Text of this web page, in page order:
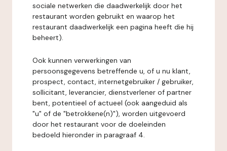
sociale netwerken die daadwerkelijk door het
restaurant worden gebruikt en waarop het
restaurant daadwerkelijk een pagina heeft die hij
beheert).
Ook kunnen verwerkingen van
persoonsgegevens betreffende u, of u nu klant,
prospect, contact, internetgebruiker / gebruiker,
sollicitant, leverancier, dienstverlener of partner
bent, potentieel of actueel (ook aangeduid als
"u" of de "betrokkene(n)"), worden uitgevoerd
door het restaurant voor de doeleinden
bedoeld hieronder in paragraaf 4.